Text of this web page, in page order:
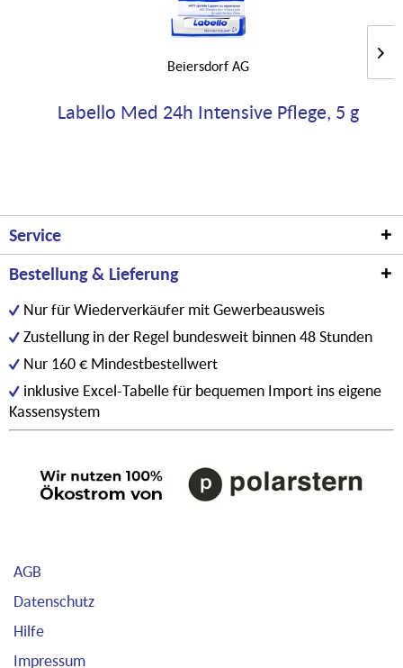
Beiersdorf AG
Labello Med 24h Intensive Pflege, 5 g
Service
Bestellung & Lieferung
Nur für Wiederverkäufer mit Gewerbeausweis
Zustellung in der Regel bundesweit binnen 48 Stunden
Nur 160 € Mindestbestellwert
inklusive Excel-Tabelle für bequemen Import ins eigene
Kassensystem
AGB
Datenschutz
Hilfe
Impressum